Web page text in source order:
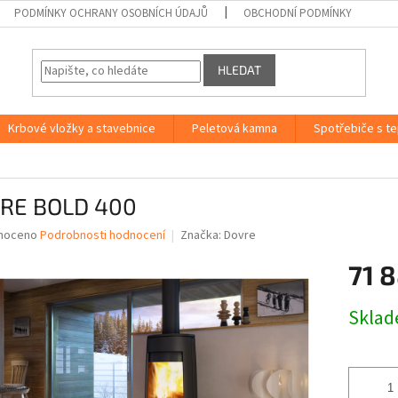
PODMÍNKY OCHRANY OSOBNÍCH ÚDAJŮ OBCHODNÍ PODMÍNKY
HLEDAT
Krbové vložky a stavebnice Peletová kamna Spotřebiče s
BOLD 400
Podrobnosti hodnocení Značka: Dovre
71
cena: